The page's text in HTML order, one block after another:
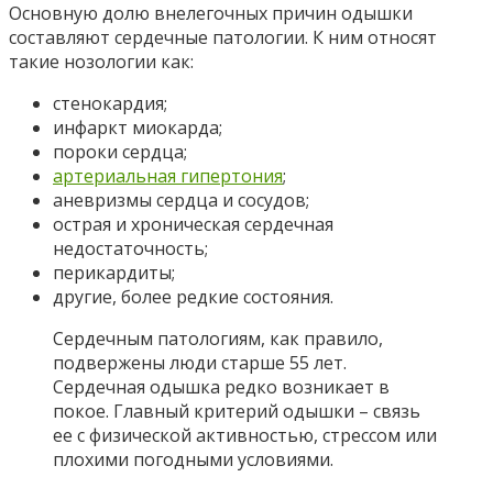
Основную долю внелегочных причин одышки
составляют сердечные патологии. К ним относят
такие нозологии как:
стенокардия;
инфаркт миокарда;
пороки сердца;
артериальная гипертония;
аневризмы сердца и сосудов;
острая и хроническая сердечная
недостаточность;
перикардиты;
другие, более редкие состояния.
Сердечным патологиям, как правило,
подвержены люди старше 55 лет.
Сердечная одышка редко возникает в
покое. Главный критерий одышки – связь
ее с физической активностью, стрессом или
плохими погодными условиями.